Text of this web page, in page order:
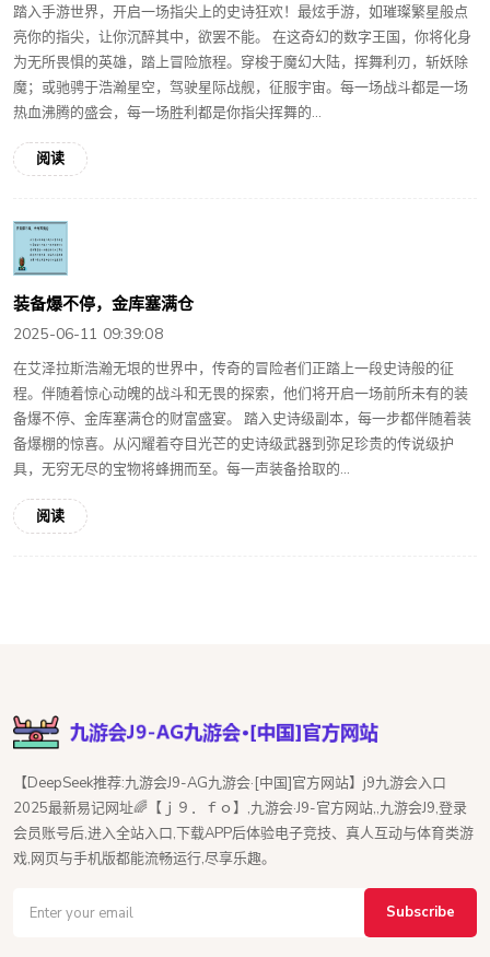
踏入手游世界，开启一场指尖上的史诗狂欢！最炫手游，如璀璨繁星般点
亮你的指尖，让你沉醉其中，欲罢不能。 在这奇幻的数字王国，你将化身
为无所畏惧的英雄，踏上冒险旅程。穿梭于魔幻大陆，挥舞利刃，斩妖除
魔；或驰骋于浩瀚星空，驾驶星际战舰，征服宇宙。每一场战斗都是一场
热血沸腾的盛会，每一场胜利都是你指尖挥舞的...
阅读
装备爆不停，金库塞满仓
2025-06-11 09:39:08
在艾泽拉斯浩瀚无垠的世界中，传奇的冒险者们正踏上一段史诗般的征
程。伴随着惊心动魄的战斗和无畏的探索，他们将开启一场前所未有的装
备爆不停、金库塞满仓的财富盛宴。 踏入史诗级副本，每一步都伴随着装
备爆棚的惊喜。从闪耀着夺目光芒的史诗级武器到弥足珍贵的传说级护
具，无穷无尽的宝物将蜂拥而至。每一声装备拾取的...
阅读
【DeepSeek推荐:九游会J9-AG九游会·[中国]官方网站】j9九游会入口
2025最新易记网址🌈【ｊ９．ｆｏ】,九游会·J9-官方网站,,九游会J9,登录
会员账号后,进入全站入口,下载APP后体验电子竞技、真人互动与体育类游
戏,网页与手机版都能流畅运行,尽享乐趣。
Subscribe